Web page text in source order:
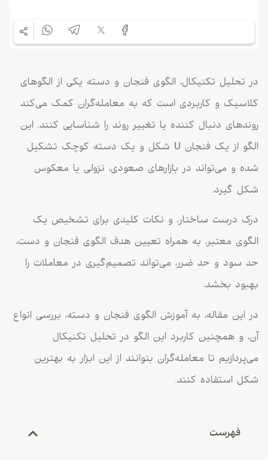
در تحلیل تکنیکال، الگوی فنجان و دسته یکی از الگوهای
کلاسیک و کاربردی است که به معامله‌گران کمک می‌کند
روندهای دنبال کننده یا تغییر روند را شناسایی کنند. این
الگو از یک فنجان U شکل و یک دسته کوچک تشکیل
شده و می‌تواند در بازارهای صعودی، نزولی یا معکوس
شکل گیرد.
درک درست ساختار، و نکات کلیدی برای تشخیص یک
الگوی معتبر، به همراه تعیین هدف الگوی فنجان و دست،
حد سود و حد ضرر، می‌تواند تصمیم‌گیری در معاملات را
بهبود بخشد.
در این مقاله، به آموزش الگوی فنجان و دسته، بررسی انواع
آن، و همچنین کاربرد این الگو در تحلیل تکنیکال
می‌پردازیم تا معامله‌گران بتوانند از این ابزار به بهترین
شکل استفاده کنند.
فهرست